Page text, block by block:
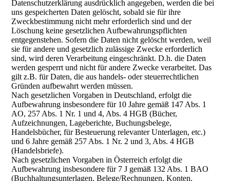
Datenschutzerklärung ausdrücklich angegeben, werden die bei
uns gespeicherten Daten gelöscht, sobald sie für ihre
Zweckbestimmung nicht mehr erforderlich sind und der
Löschung keine gesetzlichen Aufbewahrungspflichten
entgegenstehen. Sofern die Daten nicht gelöscht werden, weil
sie für andere und gesetzlich zulässige Zwecke erforderlich
sind, wird deren Verarbeitung eingeschränkt. D.h. die Daten
werden gesperrt und nicht für andere Zwecke verarbeitet. Das
gilt z.B. für Daten, die aus handels- oder steuerrechtlichen
Gründen aufbewahrt werden müssen.
Nach gesetzlichen Vorgaben in Deutschland, erfolgt die
Aufbewahrung insbesondere für 10 Jahre gemäß 147 Abs. 1
AO, 257 Abs. 1 Nr. 1 und 4, Abs. 4 HGB (Bücher,
Aufzeichnungen, Lageberichte, Buchungsbelege,
Handelsbücher, für Besteuerung relevanter Unterlagen, etc.)
und 6 Jahre gemäß 257 Abs. 1 Nr. 2 und 3, Abs. 4 HGB
(Handelsbriefe).
Nach gesetzlichen Vorgaben in Österreich erfolgt die
Aufbewahrung insbesondere für 7 J gemäß 132 Abs. 1 BAO
(Buchhaltungsunterlagen, Belege/Rechnungen, Konten,